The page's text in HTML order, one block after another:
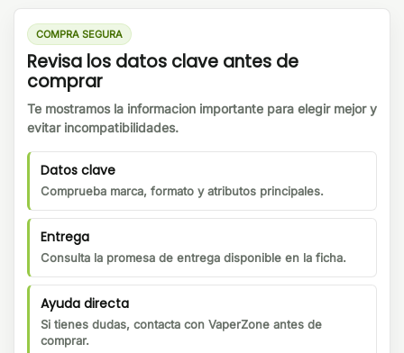
COMPRA SEGURA
Revisa los datos clave antes de
comprar
Te mostramos la informacion importante para elegir mejor y
evitar incompatibilidades.
Datos clave
Comprueba marca, formato y atributos principales.
Entrega
Consulta la promesa de entrega disponible en la ficha.
Ayuda directa
Si tienes dudas, contacta con VaperZone antes de
comprar.